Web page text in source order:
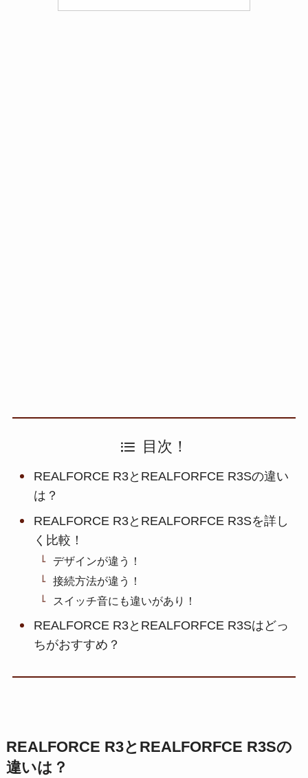
目次！
REALFORCE R3とREALFORFCE R3Sの違い
は？
REALFORCE R3とREALFORFCE R3Sを詳し
く比較！
デザインが違う！
接続方法が違う！
スイッチ音にも違いがあり！
REALFORCE R3とREALFORFCE R3Sはどっ
ちがおすすめ？
REALFORCE R3とREALFORFCE R3Sの
違いは？